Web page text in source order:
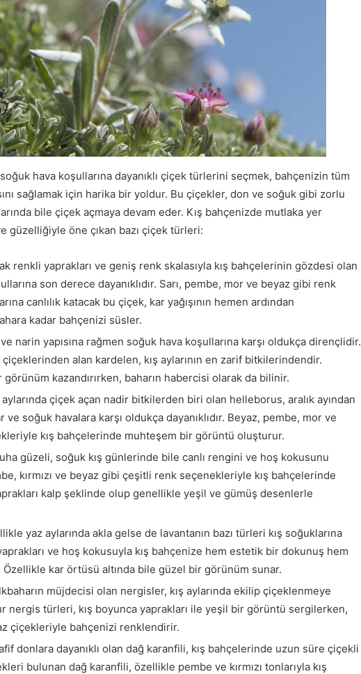
hava koşullarına dayanıklı çiçek türlerini seçmek, bahçenizin tüm
sağlamak için harika bir yoldur. Bu çiçekler, don ve soğuk gibi zorlu
bile çiçek açmaya devam eder. Kış bahçenizde mutlaka yer
güzelliğiyle öne çıkan bazı çiçek türleri:
renkli yaprakları ve geniş renk skalasıyla kış bahçelerinin gözdesi olan
son derece dayanıklıdır. Sarı, pembe, mor ve beyaz gibi renk
canlılık katacak bu çiçek, kar yağışının hemen ardından
kadar bahçenizi süsler.
narin yapısına rağmen soğuk hava koşullarına karşı oldukça dirençlidir.
çiçeklerinden alan kardelen, kış aylarının en zarif bitkilerindendir.
kazandırırken, baharın habercisi olarak da bilinir.
aylarında çiçek açan nadir bitkilerden biri olan helleborus, aralık ayından
soğuk havalara karşı oldukça dayanıklıdır. Beyaz, pembe, mor ve
kış bahçelerinde muhteşem bir görüntü oluşturur.
güzeli, soğuk kış günlerinde bile canlı rengini ve hoş kokusunu
kırmızı ve beyaz gibi çeşitli renk seçenekleriyle kış bahçelerinde
kalp şeklinde olup genellikle yeşil ve gümüş desenlerle
yaz aylarında akla gelse de lavantanın bazı türleri kış soğuklarına
ve hoş kokusuyla kış bahçenize hem estetik bir dokunuş hem
Özellikle kar örtüsü altında bile güzel bir görünüm sunar.
müjdecisi olan nergisler, kış aylarında ekilip çiçeklenmeye
nergis türleri, kış boyunca yaprakları ile yeşil bir görüntü sergilerken,
çiçekleriyle bahçenizi renklendirir.
donlara dayanıklı olan dağ karanfili, kış bahçelerinde uzun süre çiçekli
bulunan dağ karanfili, özellikle pembe ve kırmızı tonlarıyla kış